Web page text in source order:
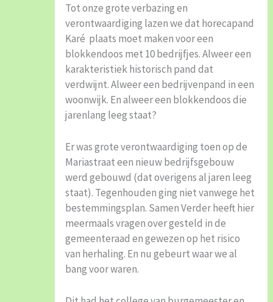
Tot onze grote verbazing en
verontwaardiging lazen we dat horecapand
Karé plaats moet maken voor een
blokkendoos met 10 bedrijfjes. Alweer een
karakteristiek historisch pand dat
verdwijnt. Alweer een bedrijvenpand in een
woonwijk. En alweer een blokkendoos die
jarenlang leeg staat?
Er was grote verontwaardiging toen op de
Mariastraat een nieuw bedrijfsgebouw
werd gebouwd (dat overigens al jaren leeg
staat). Tegenhouden ging niet vanwege het
bestemmingsplan. Samen Verder heeft hier
meermaals vragen over gesteld in de
gemeenteraad en gewezen op het risico
van herhaling. En nu gebeurt waar we al
bang voor waren.